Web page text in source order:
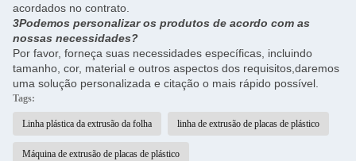
acordados no contrato.
3Podemos personalizar os produtos de acordo com as
nossas necessidades?
Por favor, forneça suas necessidades específicas, incluindo
tamanho, cor, material e outros aspectos dos requisitos,daremos
uma solução personalizada e citação o mais rápido possível.
Tags:
Linha plástica da extrusão da folha linha de extrusão de placas de plástico
Máquina de extrusão de placas de plástico